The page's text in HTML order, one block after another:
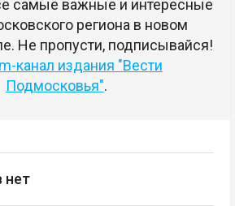
самые важные и интересные
региона в новом
Не пропусти, подписывайся!
канал издания "Вести
Подмосковья".
нет